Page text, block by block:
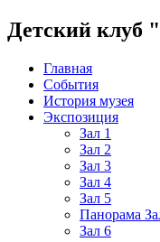
Детский клуб
Главная
События
История музея
Экспозиция
Зал 1
Зал 2
Зал 3
Зал 4
Зал 5
Панорама
Зал 6